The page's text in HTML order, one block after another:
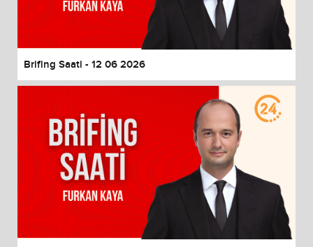
Brifing Saati - 12 06 2026